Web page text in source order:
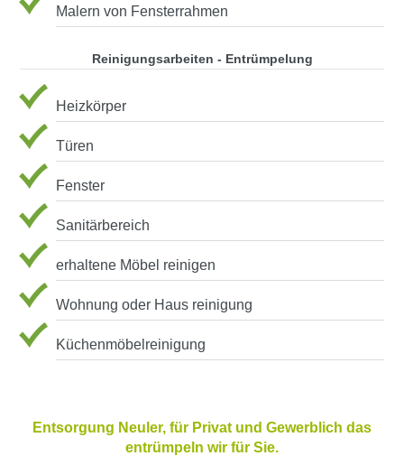
Malern von Fensterrahmen
Reinigungsarbeiten - Entrümpelung
Heizkörper
Türen
Fenster
Sanitärbereich
erhaltene Möbel reinigen
Wohnung oder Haus reinigung
Küchenmöbelreinigung
Entsorgung Neuler, für Privat und Gewerblich das
entrümpeln wir für Sie.